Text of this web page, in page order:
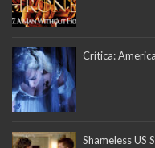
Crítica:
Shameless US